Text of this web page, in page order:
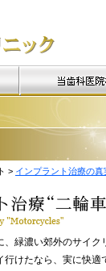
> インプラント治療の真
、緑濃い郊外のサイ
行けたなら、実に快適